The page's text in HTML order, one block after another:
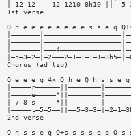
1st verse
Q h e e e e e e e e s s e q
Chorus (ad lib)
Q e e e q 4x Q h e Q h s s e
2nd verse
Q h s s e q Q+s s s s e q Q